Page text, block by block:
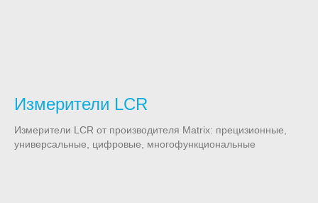
Измерители LCR
Измерители LCR от производителя Matrix: прецизионные,
универсальные, цифровые, многофункциональные